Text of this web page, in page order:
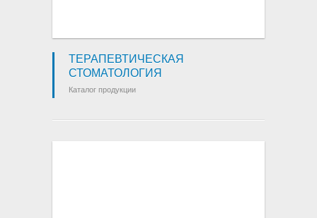
ТЕРАПЕВТИЧЕСКАЯ
СТОМАТОЛОГИЯ
Каталог продукции